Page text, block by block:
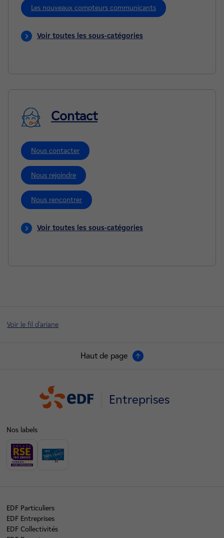
Les nouveaux compteurs communicants
Voir toutes les sous-catégories
Contact
Nous contacter
Nous rejoindre
Nous rencontrer
Voir toutes les sous-catégories
Voir le fil d'ariane
Haut de page
Entreprises
Nos labels
EDF Particuliers
EDF Entreprises
EDF Collectivités